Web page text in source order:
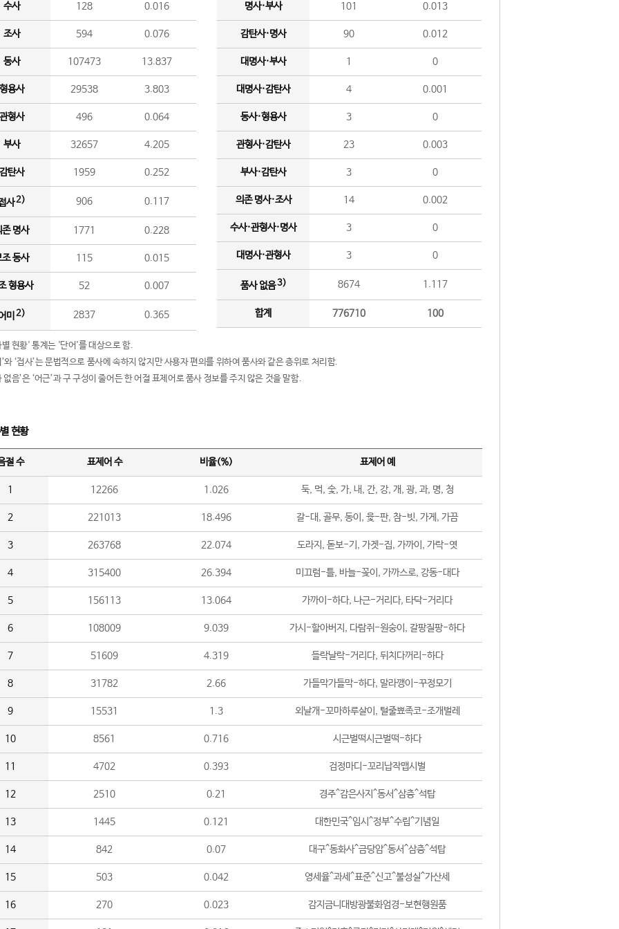
수사 128 0.016
조사 594 0.076
동사 107473 13.837
용사 29538 3.803
형사 496 0.064
부사 32657 4.205
탄사 1959 0.252
사2) 906 0.117
존 명사 1771 0.228
조 동사 115 0.015
형용사 52 0.007
미 2) 2837 0.365
명사·부사 101 0.013
감탄사·명사 90 0.012
대명사·부사 1 0
대명사·감탄사 4 0.001
동사·형용사 3 0
관형사·감탄사 23 0.003
부사·감탄사 3 0
의존 명사·조사 14 0.002
수사·관형사·명사 3 0
대명사·관형사 3 0
품사 없음3) 8674 1.117
합계 776710 100
현황' 통계는 '단어'를 대상으로 함.
와 ‘접사’는 문법적으로 품사에 속하지 않지만 사용자 편의를 위하여 품사와 같은 층위로 처리함.
없음’은 ‘어근’과 구 구성이 줄어든 한 어절 표제어로 품사 정보를 주지 않은 것을 말함.
현황
절 수 표제어 수 비율(%) 표제어 예
1 12266 1.026 둑, 먹, 숯, 가, 내, 간, 강, 개, 광, 과, 명, 청
2 221013 18.496 갈-대, 골무, 동이, 윷-판, 참-빗, 가게, 가끔
3 263768 22.074 도라지, 돋보-기, 가겟-집, 가까이, 가락-엿
4 315400 26.394 미끄럼-틀, 바늘-꽂이, 가까스로, 강동-대다
5 156113 13.064 가까이-하다, 나근-거리다, 타닥-거리다
6 108009 9.039 가시-할아버지, 다람쥐-원숭이, 갈팡질팡-하다
7 51609 4.319 들락날락-거리다, 뒤치다꺼리-하다
8 31782 2.66 가들막가들막-하다, 말라깽이-꾸정모기
9 15531 1.3 외날개-꼬마하루살이, 털줄뾰족코-조개벌레
10 8561 0.716 시근벌떡시근벌떡-하다
11 4702 0.393 검정마디-꼬리납작맵시벌
12 2510 0.21 경주^감은사지^동서^삼층^석탑
13 1445 0.121 대한민국^임시^정부^수립^기념일
14 842 0.07 대구^동화사^금당암^동서^삼층^석탑
15 503 0.042 영세율^과세^표준^신고^불성실^가산세
16 270 0.023 감지금니대방광불화엄경-보현행원품